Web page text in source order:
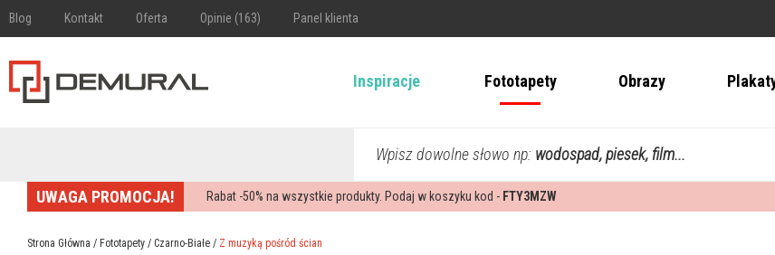
Blog Kontakt Oferta Opinie (163) Panel klienta
Inspiracje Fototapety Obrazy
Wpisz dowolne słowo np: wodospad, piesek, film...
UWAGA PROMOCJA! Rabat -50% na wszystkie produkty. Podaj w koszyku kod - FTY3MZW
Strona Główna / Fototapety / Czarno-Białe / Z muzyką pośród ścian